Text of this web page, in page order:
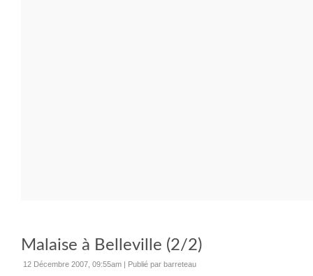
Malaise à Belleville (2/2)
12 Décembre 2007, 09:55am | Publié par barreteau